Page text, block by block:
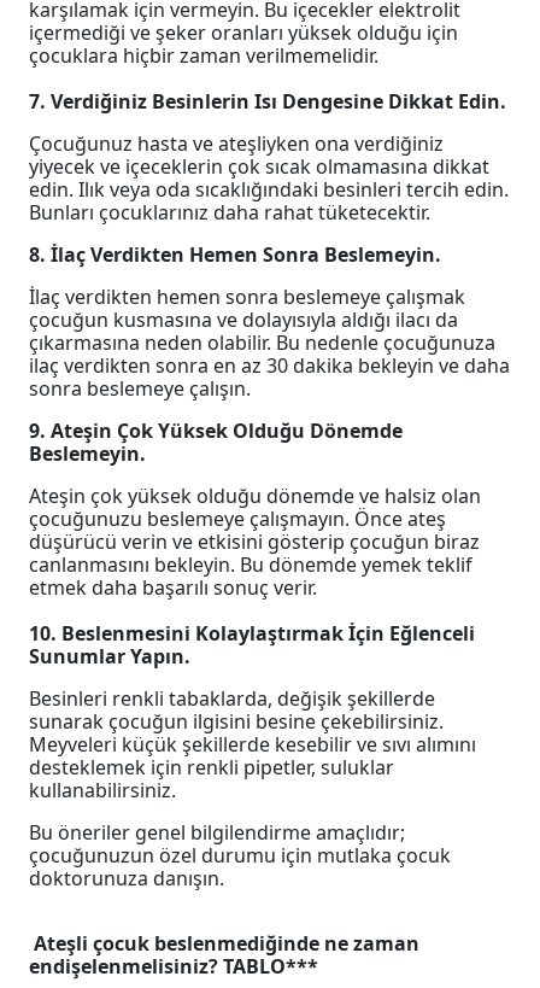
karşılamak için vermeyin. Bu içecekler elektrolit
içermediği ve şeker oranları yüksek olduğu için
çocuklara hiçbir zaman verilmemelidir.
7. Verdiğiniz Besinlerin Isı Dengesine Dikkat Edin.
Çocuğunuz hasta ve ateşliyken ona verdiğiniz
yiyecek ve içeceklerin çok sıcak olmamasına dikkat
edin. Ilık veya oda sıcaklığındaki besinleri tercih edin.
Bunları çocuklarınız daha rahat tüketecektir.
8. İlaç Verdikten Hemen Sonra Beslemeyin.
İlaç verdikten hemen sonra beslemeye çalışmak
çocuğun kusmasına ve dolayısıyla aldığı ilacı da
çıkarmasına neden olabilir. Bu nedenle çocuğunuza
ilaç verdikten sonra en az 30 dakika bekleyin ve daha
sonra beslemeye çalışın.
9. Ateşin Çok Yüksek Olduğu Dönemde
Beslemeyin.
Ateşin çok yüksek olduğu dönemde ve halsiz olan
çocuğunuzu beslemeye çalışmayın. Önce ateş
düşürücü verin ve etkisini gösterip çocuğun biraz
canlanmasını bekleyin. Bu dönemde yemek teklif
etmek daha başarılı sonuç verir.
10. Beslenmesini Kolaylaştırmak İçin Eğlenceli
Sunumlar Yapın.
Besinleri renkli tabaklarda, değişik şekillerde
sunarak çocuğun ilgisini besine çekebilirsiniz.
Meyveleri küçük şekillerde kesebilir ve sıvı alımını
desteklemek için renkli pipetler, suluklar
kullanabilirsiniz.
Bu öneriler genel bilgilendirme amaçlıdır;
çocuğunuzun özel durumu için mutlaka çocuk
doktorunuza danışın.
Ateşli çocuk beslenmediğinde ne zaman
endişelenmelisiniz?TABLO***